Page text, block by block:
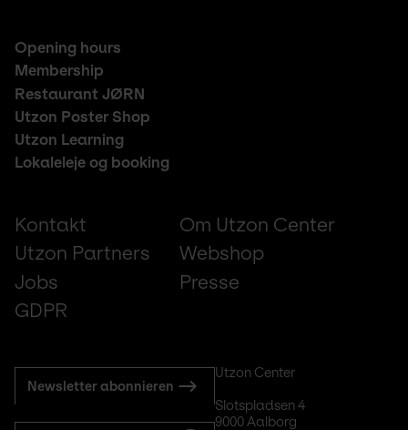
Footer
middle
Opening hours
Membership
Restaurant JØRN
Utzon Poster Shop
Utzon Learning
Lokaleleje og booking
Footer
Kontakt
Om Utzon Center
Utzon Partners
Webshop
Jobs
Presse
GDPR
Utzon Center
Slotspladsen 4
9000 Aalborg
Subscribe
toNewsletter abonnieren